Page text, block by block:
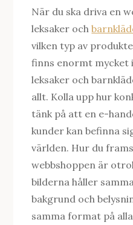
När du ska driva en
leksaker och
vilken typ av
finns enormt mycket
leksaker och
allt. Kolla upp hur
tänk på att en e-
kunder kan befinna
världen. Hur du
webbshoppen är
bilderna håller
bakgrund och
samma format på